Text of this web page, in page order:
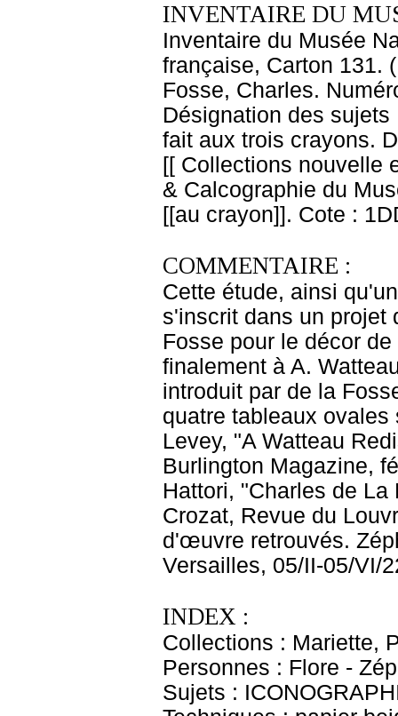
INVENTAIRE DU
Inventaire du Musée
française, Carton 131.
Fosse, Charles.
Désignation des
fait aux trois crayons.
[[ Collections nouvelle
& Calcographie du
[[au crayon]]. Cote :
COMMENTAIRE :
Cette étude, ainsi
s'inscrit dans un projet
Fosse pour le décor
finalement à A.
introduit par de la
quatre tableaux
Levey, "A Watteau
Burlington Magazine,
Hattori, "Charles de
Crozat, Revue du
d'œuvre retrouvés.
Versailles, 05/II-05/VI/
INDEX :
Collections : Mariette,
Personnes : Flore -
Sujets :